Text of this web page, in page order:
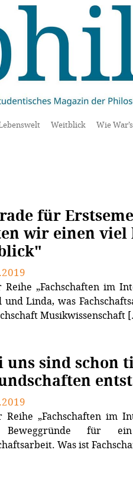
Weitblick Wie
für
wir einen viel
„Fachschaften im
und Linda, was
Musikwissenschaft
uns sind schon
Reihe „Fachschaften im
für
Was ist